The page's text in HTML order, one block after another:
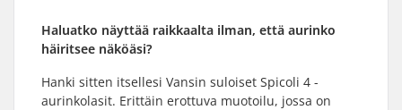
Haluatko näyttää raikkaalta ilman, että aurinko
häiritsee näköäsi?
Hanki sitten itsellesi Vansin suloiset Spicoli 4 -
aurinkolasit. Erittäin erottuva muotoilu, jossa on